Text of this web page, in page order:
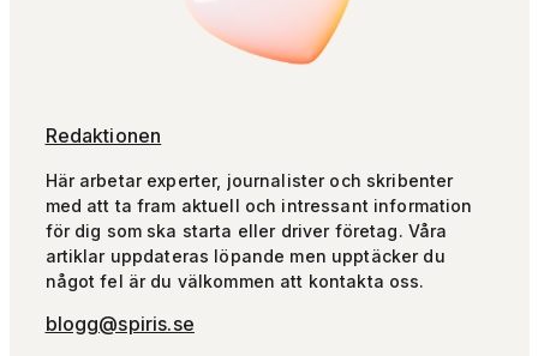
Redaktionen
Här arbetar experter, journalister och skribenter
med att ta fram aktuell och intressant information
för dig som ska starta eller driver företag. Våra
artiklar uppdateras löpande men upptäcker du
något fel är du välkommen att kontakta oss.
blogg@spiris.se